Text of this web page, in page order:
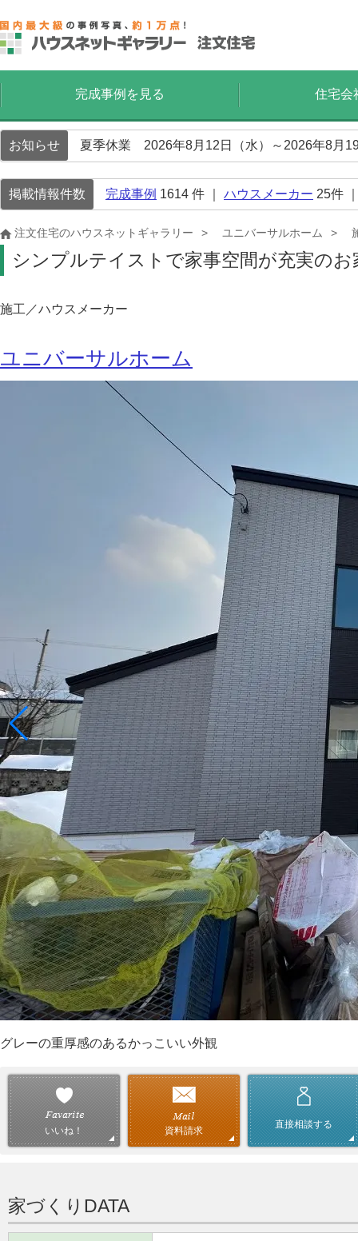
完成事例を見る 住宅会
お知らせ 夏季休業 2026年8月12日（水）～2026年8月
掲載情報件数 完成事例 1614 件 ｜ ハウスメーカー 25件
注文住宅のハウスネットギャラリー ユニバーサルホーム
シンプルテイストで家事空間が充実のお
施工／ハウスメーカー
ユニバーサルホーム
グレーの重厚感のあるかっこいい外観
いいね！ 資料請求
直接相談する
家づくりDATA